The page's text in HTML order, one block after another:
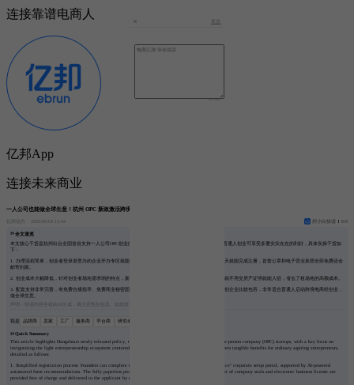
连接靠谱电商人
亿邦App
连接未来商业
一人公司也能做全球生意！杭州 OPC 新政激活跨境电商创业新生态
亿邦动力 2026/06/03 15:44 邦小白快读 EN
全文速览
本文核心干货是杭州出台全国首份支持一人公司OPC创业的新政，重点激活跨境电商这类轻创业生态，普通人创业可享受多重实实在在的利好，具体实操干货如
下：
1. 办理流程简单，创业者登录浙里办的企业开办专区就能办理，支持AI智能推荐填报，全程无纸化，半天就能完成注册，首套公章和电子营业执照全部免费还会
邮寄到家。
2. 创业成本大幅降低，针对创业者场地需求弱的特点，新政支持工位注册和一址多照，园区核实工位后就不用交房产证明就能入驻，省去了租场地的高额成本。
3. 配套支持非常完善，有免费合规指导、免费商业秘密固证服务，信用可以转化为融资额度，监管对初创企业比较包容，非常适合普通人启动跨境电商轻创业，
做全球生意。
声明：快读内容全程由AI生成，请注意甄别信息。如您发现问题，请发送邮件至 run@ebrun.com 。
我是 品牌商 卖家 工厂 服务商 平台商 研究者
Quick Summary
This article highlights Hangzhou's newly released policy, the first of its kind nationwide, that supports one-person company (OPC) startups, with a key focus on
invigorating the light entrepreneurship ecosystem centered on cross-border e-commerce. The policy delivers tangible benefits for ordinary aspiring entrepreneurs,
detailed as follows:
1. Simplified registration process: Founders can complete the entire process online via the "Zhejiang Office" corporate setup portal, supported by AI-powered
automated form recommendations. The fully paperless process takes only half a day to finish. The first set of company seals and electronic business license are
provided free of charge and delivered to the applicant by mail.
/140
0